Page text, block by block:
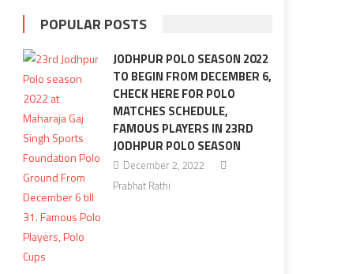
POPULAR POSTS
JODHPUR POLO SEASON 2022
TO BEGIN FROM DECEMBER 6,
CHECK HERE FOR POLO
MATCHES SCHEDULE,
FAMOUS PLAYERS IN 23RD
JODHPUR POLO SEASON
December 2, 2022
Prabhat Rathi